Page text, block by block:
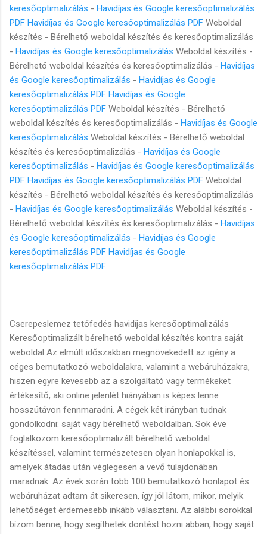
keresőoptimalizálás - Havidíjas és Google keresőoptimalizálás
PDF Havidíjas és Google keresőoptimalizálás PDF Weboldal
készítés - Bérelhető weboldal készítés és keresőoptimalizálás
- Havidíjas és Google keresőoptimalizálás Weboldal készítés -
Bérelhető weboldal készítés és keresőoptimalizálás - Havidíjas
és Google keresőoptimalizálás - Havidíjas és Google
keresőoptimalizálás PDF Havidíjas és Google
keresőoptimalizálás PDF Weboldal készítés - Bérelhető
weboldal készítés és keresőoptimalizálás - Havidíjas és Google
keresőoptimalizálás Weboldal készítés - Bérelhető weboldal
készítés és keresőoptimalizálás - Havidíjas és Google
keresőoptimalizálás - Havidíjas és Google keresőoptimalizálás
PDF Havidíjas és Google keresőoptimalizálás PDF Weboldal
készítés - Bérelhető weboldal készítés és keresőoptimalizálás
- Havidíjas és Google keresőoptimalizálás Weboldal készítés -
Bérelhető weboldal készítés és keresőoptimalizálás - Havidíjas
és Google keresőoptimalizálás - Havidíjas és Google
keresőoptimalizálás PDF Havidíjas és Google
keresőoptimalizálás PDF
Cserepeslemez tetőfedés havidíjas keresőoptimalizálás
Keresőoptimalizált bérelhető weboldal készítés kontra saját
weboldal Az elmúlt időszakban megnövekedett az igény a
céges bemutatkozó weboldalakra, valamint a webáruházakra,
hiszen egyre kevesebb az a szolgáltató vagy termékeket
értékesítő, aki online jelenlét hiányában is képes lenne
hosszútávon fennmaradni. A cégek két irányban tudnak
gondolkodni: saját vagy bérelhető weboldalban. Sok éve
foglalkozom keresőoptimalizált bérelhető weboldal
készítéssel, valamint természetesen olyan honlapokkal is,
amelyek átadás után véglegesen a vevő tulajdonában
maradnak. Az évek során több 100 bemutatkozó honlapot és
webáruházat adtam át sikeresen, így jól látom, mikor, melyik
lehetőséget érdemesebb inkább választani. Az alábbi sorokkal
bízom benne, hogy segíthetek döntést hozni abban, hogy saját